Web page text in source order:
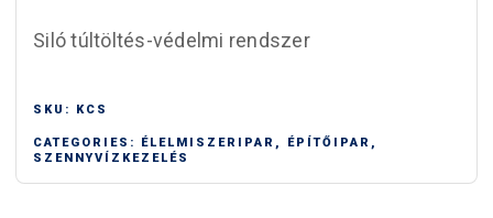
Siló túltöltés-védelmi rendszer
SKU: KCS
CATEGORIES: ÉLELMISZERIPAR , ÉPÍTŐIPAR ,
SZENNYVÍZKEZELÉS